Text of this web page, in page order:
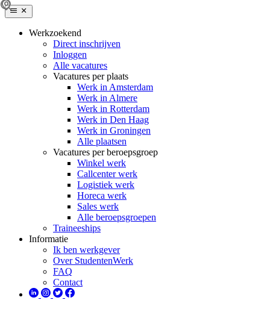
Werkzoekend
Direct inschrijven
Inloggen
Alle vacatures
Vacatures per plaats
Werk in Amsterdam
Werk in Almere
Werk in Rotterdam
Werk in Den Haag
Werk in Groningen
Alle plaatsen
Vacatures per beroepsgroep
Winkel werk
Callcenter werk
Logistiek werk
Horeca werk
Sales werk
Alle beroepsgroepen
Traineeships
Informatie
Ik ben werkgever
Over StudentenWerk
FAQ
Contact